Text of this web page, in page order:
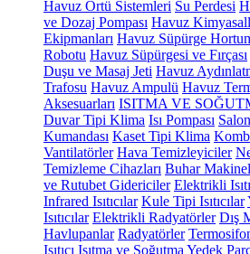
Havuz Örtü Sistemleri Su Perdesi
ve Dozaj Pompası Havuz
Ekipmanları Havuz Süpürge
Robotu Havuz Süpürgesi ve Fırçası
Duşu ve Masaj Jeti Havuz
Trafosu Havuz Ampulü Havuz
Aksesuarları ISITMA VE
Duvar Tipi Klima Isı Pompası
Kumandası Kaset Tipi Klima
Vantilatörler Hava Temizleyiciler
Temizleme Cihazları Buhar
ve Rutubet Gidericiler Elektrikli
Infrared Isıtıcılar Kule Tipi Isıtıcılar
Isıtıcılar Elektrikli Radyatörler Dış
Havlupanlar Radyatörler
Isıtıcı Isıtma ve Soğutma Yedek